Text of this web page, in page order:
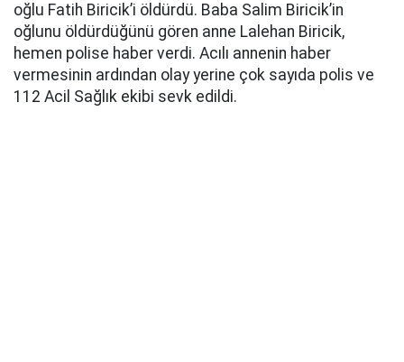
oğlu Fatih Biricik’i öldürdü. Baba Salim Biricik’in
oğlunu öldürdüğünü gören anne Lalehan Biricik,
hemen polise haber verdi. Acılı annenin haber
vermesinin ardından olay yerine çok sayıda polis ve
112 Acil Sağlık ekibi sevk edildi.